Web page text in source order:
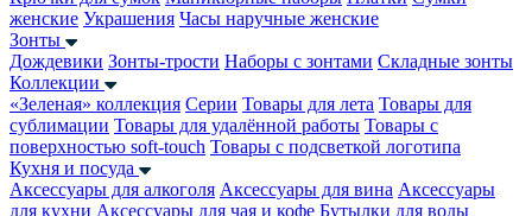
женские Украшения Часы наручные женские
Зонты
Дождевики Зонты-трости Наборы с зонтами Складные зонты
Коллекции
«Зеленая» коллекция Серии Товары для лета Товары для
сублимации Товары для удалённой работы Товары с
поверхностью soft-touch Товары с подсветкой логотипа
Кухня и посуда
Аксессуары для алкоголя Аксессуары для вина Аксессуары
для кухни Аксессуары для чая и кофе Бутылки для воды